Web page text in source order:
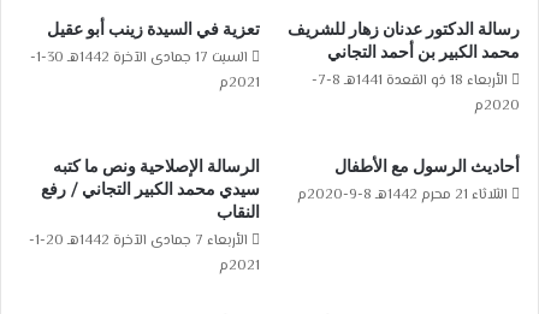
رسالة الدكتور عدنان زهار للشريف
محمد الكبير بن أحمد التجاني
الأربعاء 18 ذو القعدة 1441هـ 8-7-
2020م
تعزية في السيدة زينب أبو عقيل
السبت 17 جمادى الآخرة 1442هـ 30-1-
2021م
أحاديث الرسول مع الأطفال
الثلاثاء 21 محرم 1442هـ 8-9-2020م
الرسالة الإصلاحية ونص ما كتبه
سيدي محمد الكبير التجاني / رفع
النقاب
الأربعاء 7 جمادى الآخرة 1442هـ 20-1-
2021م